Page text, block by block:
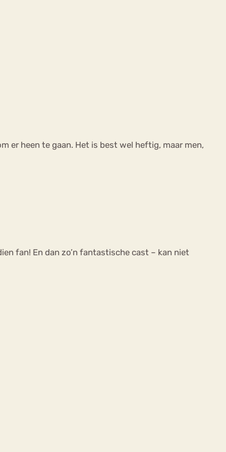
er heen te gaan. Het is best wel heftig, maar men,
fan! En dan zo’n fantastische cast – kan niet